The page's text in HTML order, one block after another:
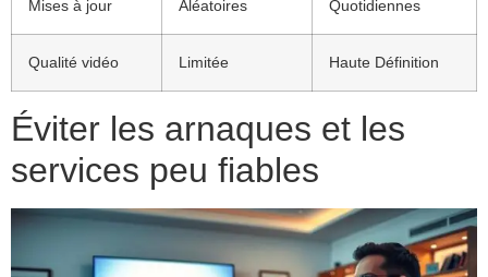
Mises à jour Aléatoires Quotidiennes
Qualité vidéo Limitée Haute Définition
Éviter les arnaques et les
services peu fiables